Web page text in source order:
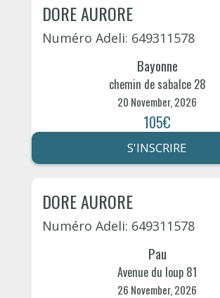
DORE AURORE
Numéro Adeli: 649311578
Bayonne
chemin de sabalce 28
20 November, 2026
105€
S'INSCRIRE
DORE AURORE
Numéro Adeli: 649311578
Pau
Avenue du loup 81
26 November, 2026